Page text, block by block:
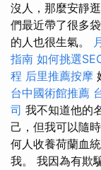
沒人，那麼安靜
們最近帶了很多
的人也很生氣。
指南 如何挑選
程 后里推薦按摩
台中國術館推薦
司 我不知道他的
己，但我可以隨
何人收養荷蘭血
我。 我因為有欺